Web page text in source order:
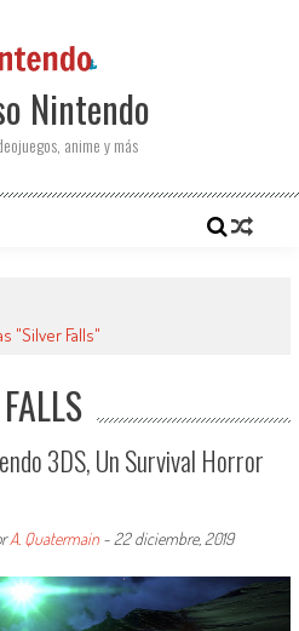
Nintendo
anime y más
"Silver Falls"
3DS, Un Survival Horror
A. Quatermain- 22 diciembre, 2019